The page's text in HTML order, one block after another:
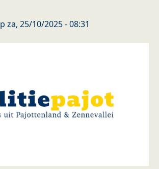
za, 25/10/2025 - 08:31